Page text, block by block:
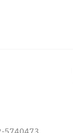
5740473